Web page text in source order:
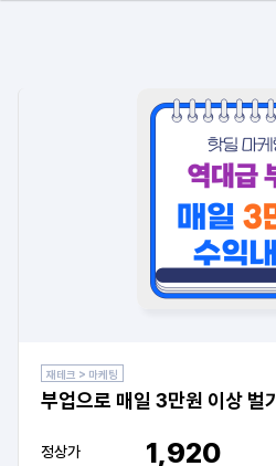
재테크 > 마케팅
부업으로 매일 3만원 이상 벌기
정상가 1,920